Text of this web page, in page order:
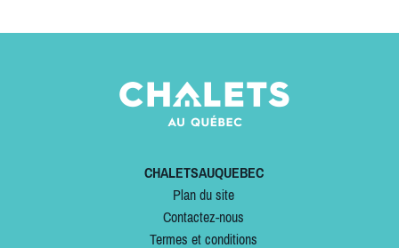
CHALETSAUQUEBEC
Plan du site
Contactez-nous
Termes et conditions